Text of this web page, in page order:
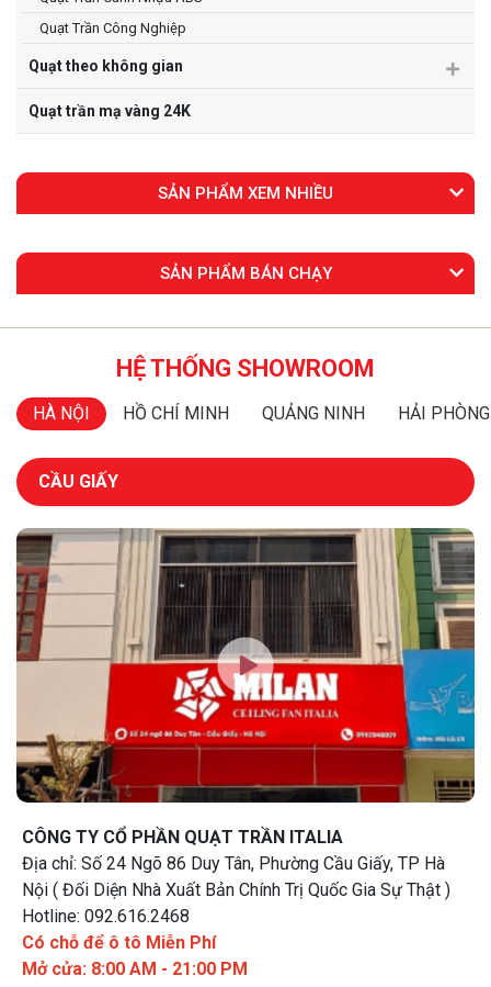
Quạt Trần Công Nghiệp
Quạt theo không gian
Quạt trần mạ vàng 24K
SẢN PHẨM XEM NHIỀU
SẢN PHẨM BÁN CHẠY
HỆ THỐNG SHOWROOM
HÀ NỘI HỒ CHÍ MINH QUẢNG NINH HẢI PHÒNG
CẦU GIẤY
CÔNG TY CỔ PHẦN QUẠT TRẦN ITALIA
Địa chỉ: Số 24 Ngõ 86 Duy Tân, Phường Cầu Giấy, TP Hà
Nội ( Đối Diện Nhà Xuất Bản Chính Trị Quốc Gia Sự Thật )
Hotline: 092.616.2468
Có chỗ để ô tô Miễn Phí
Mở cửa: 8:00 AM - 21:00 PM